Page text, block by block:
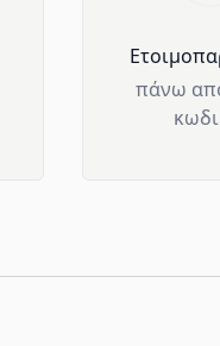
πάνω